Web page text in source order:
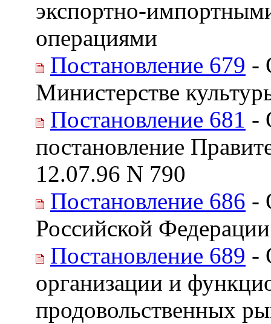
экспортно-
операциями
Постановление 679 -
Министерстве
Постановление 681 -
постановление
12.07.96 N 790
Постановление 686 -
Российской
Постановление 689 -
организации и
продовольственных